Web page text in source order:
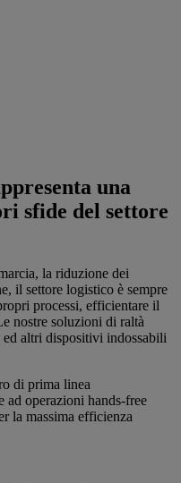
una
sfide del settore
la riduzione dei
il settore logistico è sempre
processi, efficientare il
nostre soluzioni di raltà
ed altri dispositivi indossabili
di prima linea
ad operazioni hands-free
la massima efficienza